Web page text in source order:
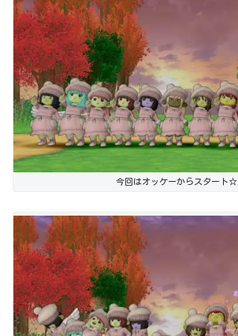
今回はオッケーからスタート☆